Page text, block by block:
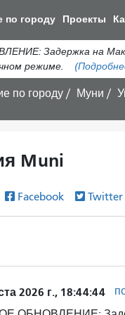
по городу Проекты
Задержка на
режиме.
по городу Муни
Muni
Facebook Twitter
2026 г., 18:44:44